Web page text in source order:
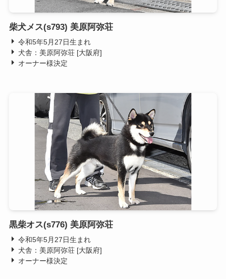
柴犬メス(s793) 美原阿弥荘
令和5年5月27日生まれ
犬舎：美原阿弥荘 [大阪府]
オーナー様決定
黒柴オス(s776) 美原阿弥荘
令和5年5月27日生まれ
犬舎：美原阿弥荘 [大阪府]
オーナー様決定